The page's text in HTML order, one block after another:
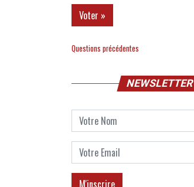
Questions précédentes
NEWSLETTER